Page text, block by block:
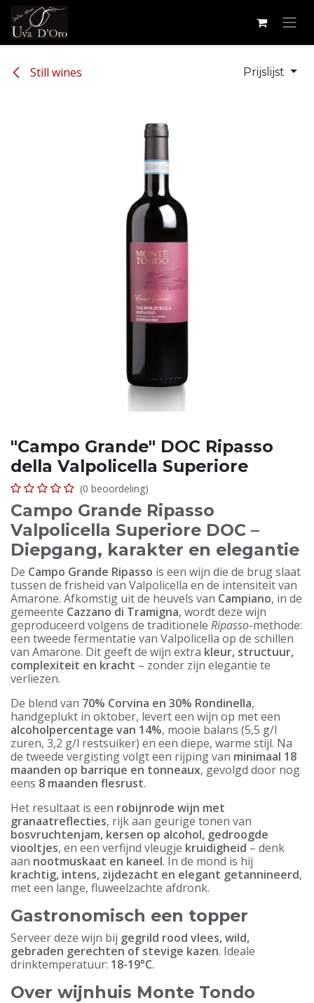
Overslaan naar inhoud
Still wines Prijslijst
"Campo Grande" DOC Ripasso
della Valpolicella Superiore
(0 beoordeling)
Campo Grande Ripasso
Valpolicella Superiore DOC –
Diepgang, karakter en elegantie
De Campo Grande Ripasso is een wijn die de brug slaat
tussen de frisheid van Valpolicella en de intensiteit van
Amarone. Afkomstig uit de heuvels van Campiano, in de
gemeente Cazzano di Tramigna, wordt deze wijn
geproduceerd volgens de traditionele Ripasso-methode:
een tweede fermentatie van Valpolicella op de schillen
van Amarone. Dit geeft de wijn extra kleur, structuur,
complexiteit en kracht – zonder zijn elegantie te
verliezen.
De blend van 70% Corvina en 30% Rondinella,
handgeplukt in oktober, levert een wijn op met een
alcoholpercentage van 14%, mooie balans (5,5 g/l
zuren, 3,2 g/l restsuiker) en een diepe, warme stijl. Na
de tweede vergisting volgt een rijping van minimaal 18
maanden op barrique en tonneaux, gevolgd door nog
eens 8 maanden flesrust.
Het resultaat is een robijnrode wijn met
granaatreflecties, rijk aan geurige tonen van
bosvruchtenjam, kersen op alcohol, gedroogde
viooltjes, en een verfijnd vleugje kruidigheid – denk
aan nootmuskaat en kaneel. In de mond is hij
krachtig, intens, zijdezacht en elegant getannineerd,
met een lange, fluweelzachte afdronk.
Gastronomisch een topper
Serveer deze wijn bij gegrild rood vlees, wild,
gebraden gerechten of stevige kazen. Ideale
drinktemperatuur: 18-19°C.
Over wijnhuis Monte Tondo